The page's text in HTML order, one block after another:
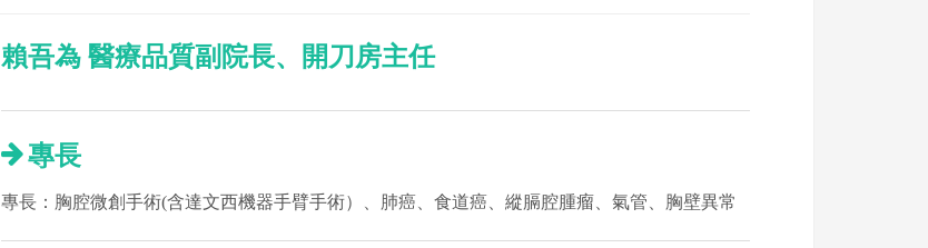
賴吾為 醫療品質副院長、開刀房主任
專長
專長：胸腔微創手術(含達文西機器手臂手術）、肺癌、食道癌、縱膈腔腫瘤、氣管、胸壁異常